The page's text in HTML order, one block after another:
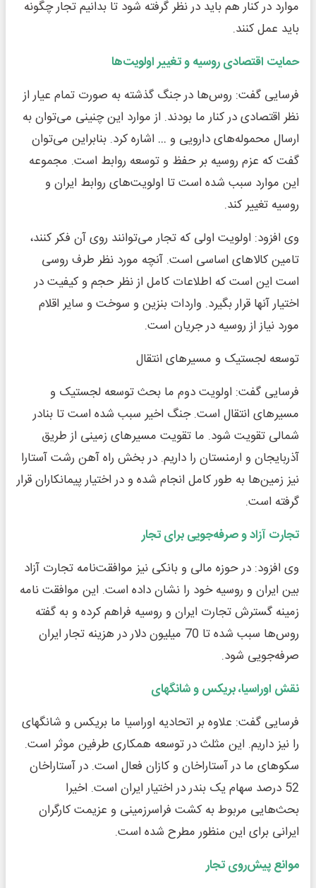
موارد در کنار هم باید در نظر گرفته شود تا بدانیم تجار چگونه
باید عمل کنند.
حمایت اقتصادی روسیه و تغییر اولویت‌ها
فرسایی گفت: روس‌ها در جنگ گذشته به صورت تمام عیار از
نظر اقتصادی در کنار ما بودند. از موارد این چنینی می‌توان به
ارسال محموله‌های دارویی و … اشاره کرد. بنابراین می‌توان
گفت که عزم روسیه بر حفظ و توسعه روابط است. مجموعه
این موارد سبب شده است تا اولویت‌های روابط ایران و
روسیه تغییر کند.
وی افزود: اولویت اولی که تجار می‌توانند روی آن فکر کنند،
تامین کالاهای اساسی است. آنچه مورد نظر طرف روسی
است این است که اطلاعات کامل از نظر حجم و کیفیت در
اختیار آنها قرار بگیرد. واردات بنزین و سوخت و سایر اقلام
مورد نیاز از روسیه در جریان است.
توسعه لجستیک و مسیرهای انتقال
فرسایی گفت: اولویت دوم ما بحث توسعه لجستیک و
مسیرهای انتقال است. جنگ اخیر سبب شده است تا بنادر
شمالی تقویت شود. ما تقویت مسیرهای زمینی از طریق
آذربایجان و ارمنستان را داریم. در بخش راه آهن رشت آستارا
نیز زمین‌ها به طور کامل انجام شده و در اختیار پیمانکاران قرار
گرفته است.
تجارت آزاد و صرفه‌جویی برای تجار
وی افزود: در حوزه مالی و بانکی نیز موافقت‌نامه تجارت آزاد
بین ایران و روسیه خود را نشان داده است. این موافقت نامه
زمینه گسترش تجارت ایران و روسیه فراهم کرده و به گفته
روس‌ها سبب شده تا 70 میلیون دلار در هزینه تجار ایران
صرفه‌جویی شود.
نقش اوراسیا، بریکس و شانگهای
فرسایی گفت: علاوه بر اتحادیه اوراسیا ما بریکس و شانگهای
را نیز داریم. این مثلث در توسعه همکاری طرفین موثر است.
سکوهای ما در آستاراخان و کازان فعال است. در آستاراخان
52 درصد سهام یک بندر در اختیار ایران است. اخیرا
بحث‌هایی مربوط به کشت فراسرزمینی و عزیمت کارگران
ایرانی برای این منظور مطرح شده است.
موانع پیش‌روی تجار